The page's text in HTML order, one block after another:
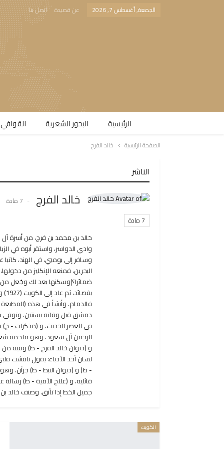
الجمعة, أغسطس 7, 2026 عن قصيدة اتصل بنا
الرئيسية البحور الشعرية​
الصفحة الرئيسية خالد الفرج
الناشر
خالد الفرج
7 مادة
7 مادة
خالد بن محمد بن فرج، من أسرة
وادي الدواسر، واستقر أبوه في
وسافر إلى بومبي، في الهند،
البحرين، فمنعه الإنكليز من
ضمائرا؟|وسكنها بعد لك وجُعل
فالدمام. وأنشأ في هذه
دمشق قبل وفاته بسنتين، وتوفي
في العصر الحديث، و (مذكرات -
الرحمن آل سعود، وهو ملحمة
و (ديوان خالد الفرج - ط) وفيه من
لسان أحد الأدباء: يقول ناقشت
- ط) و (ديوان النبط - ط) جزآن.
قائليه، و (علاج الأمية - ط) رسالة
جميل الخط إذا تأنق. وصنف خالد بن
الكويت